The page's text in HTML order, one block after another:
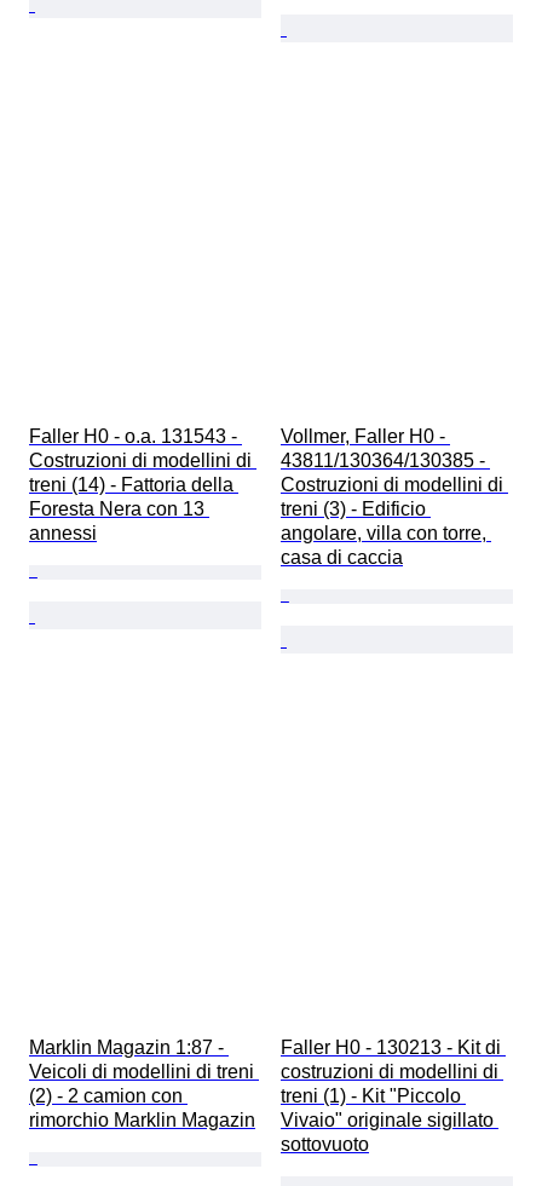
Faller H0 - o.a. 131543 -
Costruzioni di modellini di
treni (14) - Fattoria della
Foresta Nera con 13
annessi
Vollmer, Faller H0 -
43811/130364/130385 -
Costruzioni di modellini di
treni (3) - Edificio
angolare, villa con torre,
casa di caccia
Marklin Magazin 1:87 -
Veicoli di modellini di treni
(2) - 2 camion con
rimorchio Marklin Magazin
Faller H0 - 130213 - Kit di
costruzioni di modellini di
treni (1) - Kit "Piccolo
Vivaio" originale sigillato
sottovuoto